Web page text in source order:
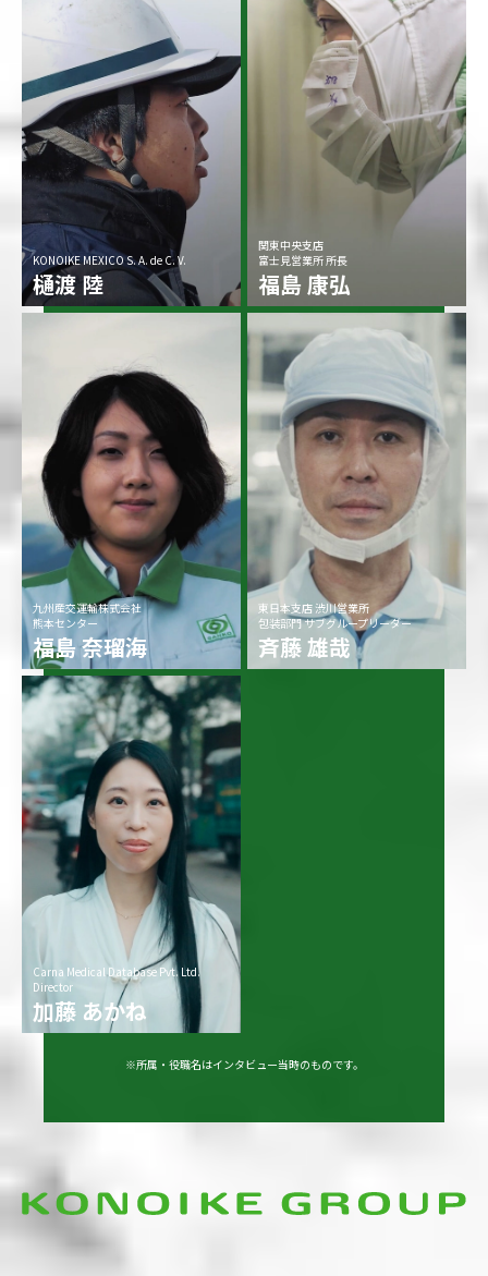
KONOIKE MEXICO S. A. de C. V.
樋渡 陸
関東中央支店
富士見営業所 所長
福島 康弘
九州産交運輸株式会社
熊本センター
福島 奈瑠海
東日本支店 渋川営業所
包装部門 サブグループリーダー
斉藤 雄哉
Carna Medical Database Pvt. Ltd.
Director
加藤 あかね
※所属・役職名はインタビュー当時のものです。